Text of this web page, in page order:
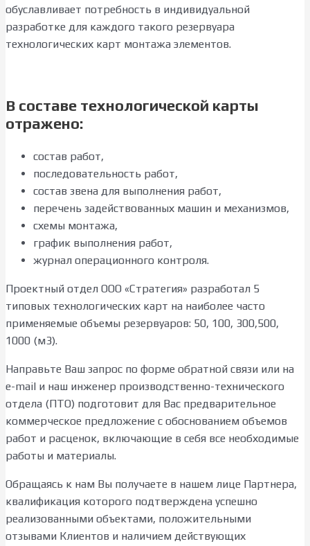
обуславливает потребность в индивидуальной
разработке для каждого такого резервуара
технологических карт монтажа элементов.
В составе технологической карты
отражено:
состав работ,
последовательность работ,
состав звена для выполнения работ,
перечень задействованных машин и механизмов,
схемы монтажа,
график выполнения работ,
журнал операционного контроля.
Проектный отдел ООО «Стратегия» разработал 5
типовых технологических карт на наиболее часто
применяемые объемы резервуаров: 50, 100, 300,500,
1000 (м3).
Направьте Ваш запрос по форме обратной связи или на
e-mail и наш инженер производственно-технического
отдела (ПТО) подготовит для Вас предварительное
коммерческое предложение с обоснованием объемов
работ и расценок, включающие в себя все необходимые
работы и материалы.
Обращаясь к нам Вы получаете в нашем лице Партнера,
квалификация которого подтверждена успешно
реализованными объектами, положительными
отзывами Клиентов и наличием действующих